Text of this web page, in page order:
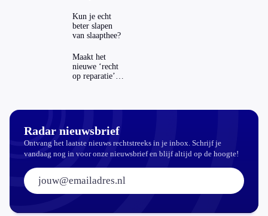
ING-app: is dat
wel veilig?
Kun je echt
beter slapen
van slaapthee?
Maakt het
nieuwe ‘recht
op reparatie’
Radar nieuwsbrief
Ontvang het laatste nieuws rechtstreeks in je inbox. Schrijf je
vandaag nog in voor onze nieuwsbrief en blijf altijd op de hoogte!
E-mailadres: